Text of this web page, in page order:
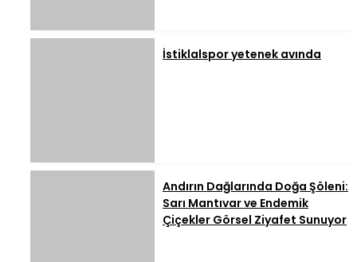
İstiklalspor yetenek avında
Andırın Dağlarında Doğa Şöleni:
Sarı Mantıvar ve Endemik
Çiçekler Görsel Ziyafet Sunuyor